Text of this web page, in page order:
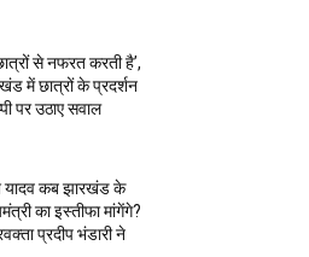
से नफरत करती है’,
में छात्रों के प्रदर्शन
पर उठाए सवाल
यादव कब झारखंड के
का इस्तीफा मांगेंगे?
प्रदीप भंडारी ने